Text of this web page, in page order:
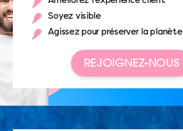
Soyez visible
Agissez pour préserver la planète
REJOIGNEZ-NOUS